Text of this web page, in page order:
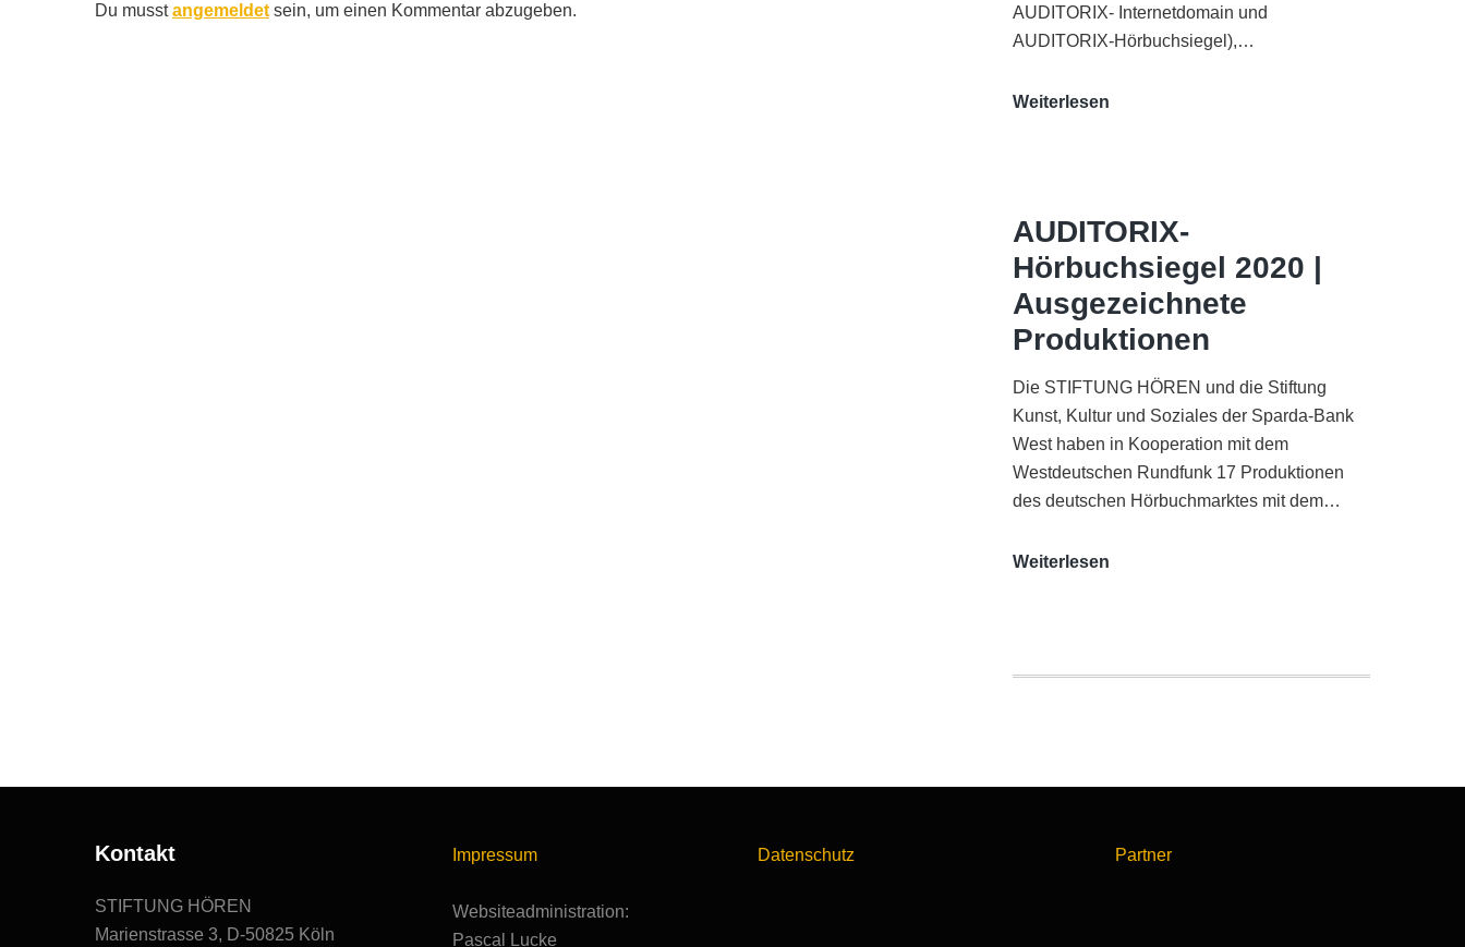
Du musstangemeldet sein, um einen Kommentar abzugeben.
AUDITORIX- Internetdomain und
AUDITORIX-Hörbuchsiegel),…
Weiterlesen
Funkhaus
Köln
AUDITORIX-
Hörbuchsiegel 2020 |
Ausgezeichnete
Produktionen
Die STIFTUNG HÖREN und die Stiftung
Kunst, Kultur und Soziales der Sparda-Bank
West haben in Kooperation mit dem
Westdeutschen Rundfunk 17 Produktionen
des deutschen Hörbuchmarktes mit dem…
Weiterlesen
Ausgezeichnete
Kontakt
STIFTUNG HÖREN
Marienstrasse 3, D-50825 Köln
Impressum
Websiteadministration:
Pascal Lucke
Datenschutz Partner